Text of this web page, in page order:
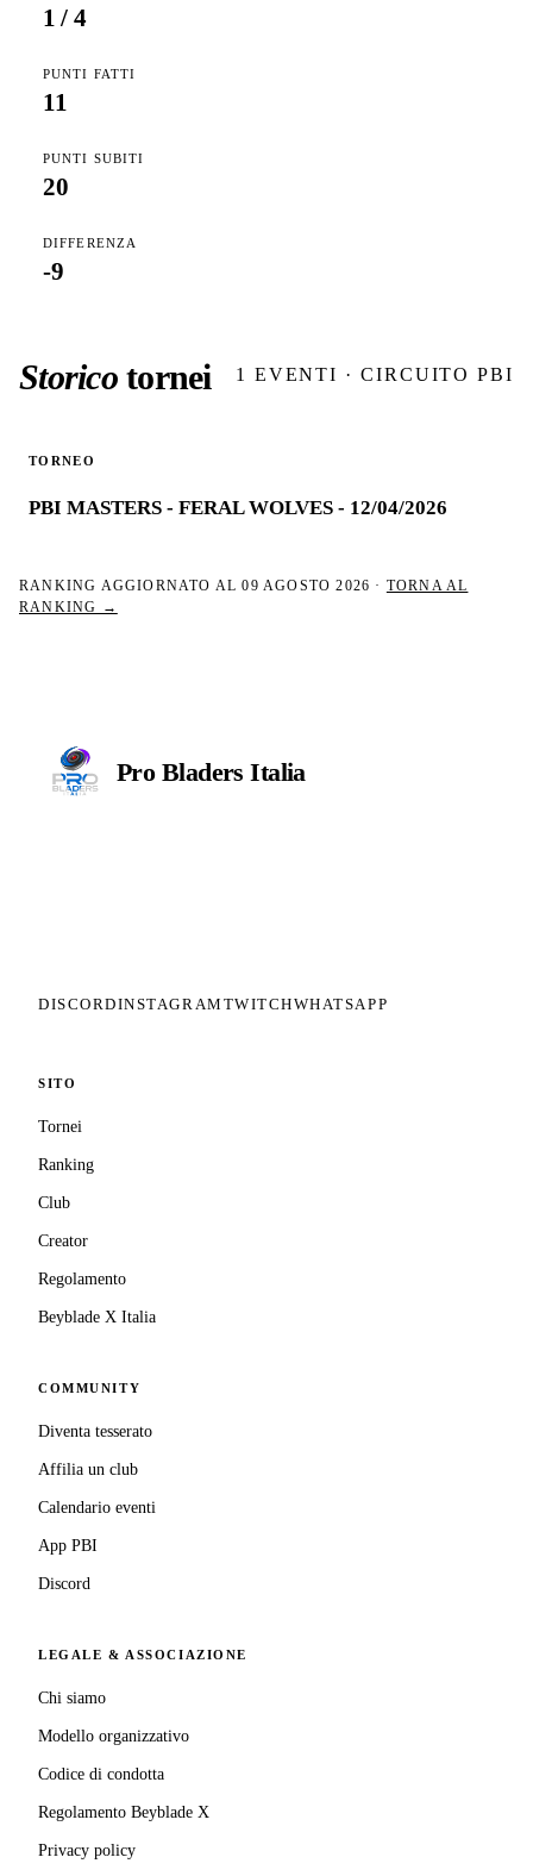
1 / 4
PUNTI FATTI
11
PUNTI SUBITI
20
DIFFERENZA
-9
Storicotornei 1 EVENTI · CIRCUITO PBI
TORNEO
PBI MASTERS - FERAL WOLVES - 12/04/2026
RANKING AGGIORNATO AL09 AGOSTO 2026 · TORNA AL
RANKING →
Pro BladersItalia
DISCORDINSTAGRAM TWITCHWHATSAPP
SITO
Tornei
Ranking
Club
Creator
Regolamento
Beyblade X Italia
COMMUNITY
Diventa tesserato
Affilia un club
Calendario eventi
App PBI
Discord
LEGALE & ASSOCIAZIONE
Chi siamo
Modello organizzativo
Codice di condotta
Regolamento Beyblade X
Privacy policy